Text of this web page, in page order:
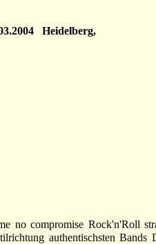
Heidelberg,
no compromise Rock'n'Roll
authentischsten Bands